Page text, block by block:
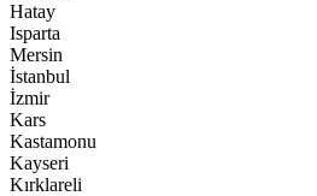
Hatay
Isparta
Mersin
İstanbul
İzmir
Kars
Kastamonu
Kayseri
Kırklareli